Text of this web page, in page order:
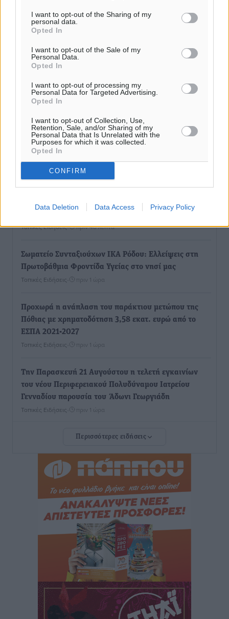
I want to opt-out of the Sharing of my
personal data.
Opted In
I want to opt-out of the Sale of my
Personal Data.
Opted In
I want to opt-out of processing my
Personal Data for Targeted Advertising.
Opted In
I want to opt-out of Collection, Use,
Retention, Sale, and/or Sharing of my
Personal Data that Is Unrelated with the
Purposes for which it was collected.
Opted In
CONFIRM
Data Deletion Data Access Privacy Policy
Γ. Χατζημάρκος: 3,58 εκατ. ευρώ για την ανάπλαση
Τοπικές Ειδήσεις• πριν 37 λεπτά
Χωρίς τις αισθήσεις του ανασύρθηκε από τη θάλασσα
στη Ψαροπούλα 72χρονος Σουηδός
Τοπικές Ειδήσεις• πριν 41 λεπτά
Μάνος Κόνσολας: «Παράταση έως τις 30 Νοεμβρίου
Τοπικές Ειδήσεις• πριν 48 λεπτά
Σωματείο Συνταξιούχων ΙΚΑ Ρόδου: Ελλείψεις στη
Πρωτοβάθμια Φροντίδα Υγείας στο νησί μας
Τοπικές Ειδήσεις πριν 1 ώρα
Προχωρά η ανάπλαση του παράκτιου μετώπου της
Πόθιας με χρηματοδότηση 3,58 εκατ. ευρώ από το
ΕΣΠΑ 2021-2027
Τοπικές Ειδήσεις πριν 1 ώρα
Την Παρασκευή 21 Αυγούστου η τελετή εγκαινίων
του νέου Περιφερειακού Πολυδύναμου Ιατρείου
Γενναδίου παρουσία του Άδωνι Γεωργιάδη
Τοπικές Ειδήσεις πριν 1 ώρα
Στη Λέρο ο πρόεδρος του ΠΑΣΟΚ Νίκος Ανδρουλάκης
Στα 2-2,35 GW ο στόχος για τα πρώτα υπεράκτια
αιολικά πάρκα που θα λειτουργήσουν στη χώρα μας
πριν 3 ώρες
Η Ελλάδα κρατά το τουριστικό momentum, παρά τις
γεωπολιτικές αναταράξεις
πριν 3 ώρες
Σε κόκκινο συναγερμό επτά Περιφέρειες – Οι οδηγίες
της Πολιτικής Προστασίας και ο Χάρτης Πρόβλεψης
Πυρκαγιάς
Περισσότερες ειδήσεις